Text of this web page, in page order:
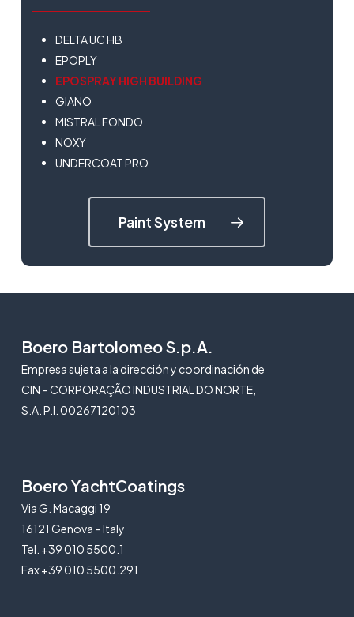
DELTA UC HB
EPOPLY
EPOSPRAY HIGH BUILDING
GIANO
MISTRAL FONDO
NOXY
UNDERCOAT PRO
Paint System
Boero Bartolomeo S.p.A.
Empresa sujeta a la dirección y coordinación de
CIN – CORPORAÇÃO INDUSTRIAL DO NORTE,
S.A. P.I. 00267120103
Boero YachtCoatings
Via G. Macaggi 19
16121 Genova – Italy
Tel. +39 010 5500.1
Fax +39 010 5500.291